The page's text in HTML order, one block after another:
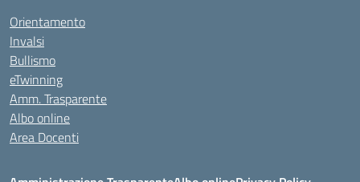
Orientamento
Invalsi
Bullismo
eTwinning
Amm. Trasparente
Albo online
Area Docenti